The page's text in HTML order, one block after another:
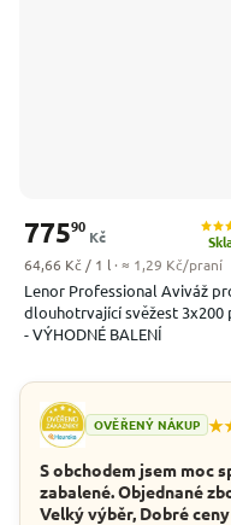
Lenor Professional Aviváž
dlouhotrvající svěžest 3x200
- VÝHODNÉ BALENÍ
77590
Kč
Měrná cena:
64,66 Kč / 1 l · ≈ 1,29 Kč/praní
OVĚŘENÝ NÁKUP
S obchodem jsem moc
zabalené. Objednané
Velký výběr, Dobré